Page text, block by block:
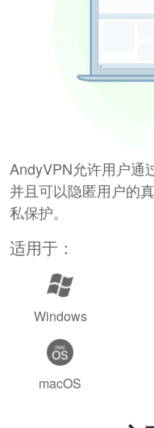
AndyVPN允许用户通
并且可以隐匿用户的
私保护。
适用于：
Windows
macOS